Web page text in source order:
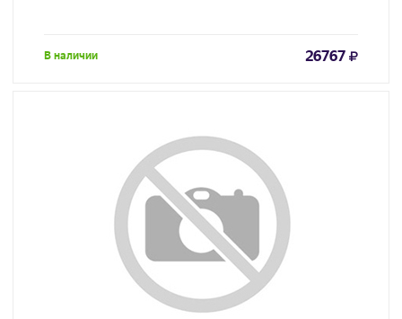
В наличии 26767